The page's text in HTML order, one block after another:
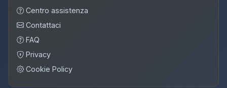
Centro assistenza
Contattaci
FAQ
Privacy
Cookie Policy